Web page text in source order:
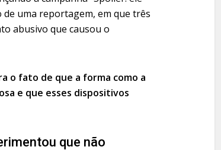
uma reportagem, em que três
abusivo que causou o
o fato de que a forma como a
e que esses dispositivos
que não